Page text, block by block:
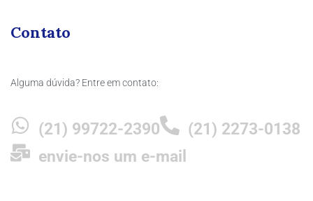
Contato
Alguma dúvida? Entre em contato:
(21) 99722-2390
(21) 2273-0138
envie-nos um e-mail